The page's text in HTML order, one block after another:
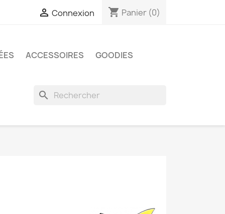
 Connexion shopping_cart Panier (0)
ACCESSOIRES
GOODIES
search